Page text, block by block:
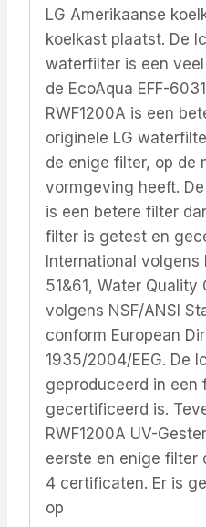
LG Amerikaanse
koelkast plaatst. De
waterfilter is een
de EcoAqua EFF-
RWF1200A is een
originele LG
de enige filter, op de
vormgeving heeft.
is een betere filter
filter is getest en
International volgens
51&61, Water Quality
volgens NSF/ANSI
conform European
1935/2004/EEG. De
geproduceerd in een
gecertificeerd is.
RWF1200A UV-
eerste en enige filter
4 certificaten. Er is
op